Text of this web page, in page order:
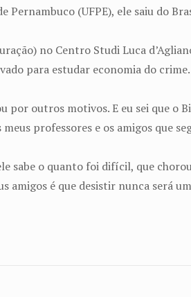
(UFPE), ele saiu do
no Centro Studi Luca
para estudar economia do crime.
por outros motivos. E eu sei que
professores e os amigos que
sabe o quanto foi difícil, que
amigos é que desistir nunca será